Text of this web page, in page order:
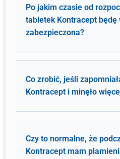
Po jakim czasie od
tabletek Kontracept będę
zabezpieczona?
Co zrobić, jeśli
Kontracept i minęło
Czy to normalne, że
Kontracept mam